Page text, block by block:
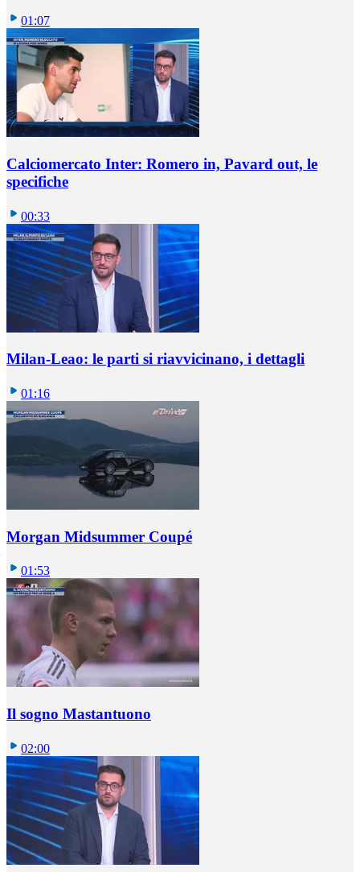
01:07
Calciomercato Inter: Romero in, Pavard out, le
specifiche
00:33
Milan-Leao: le parti si riavvicinano, i dettagli
01:16
Morgan Midsummer Coupé
01:53
Il sogno Mastantuono
02:00